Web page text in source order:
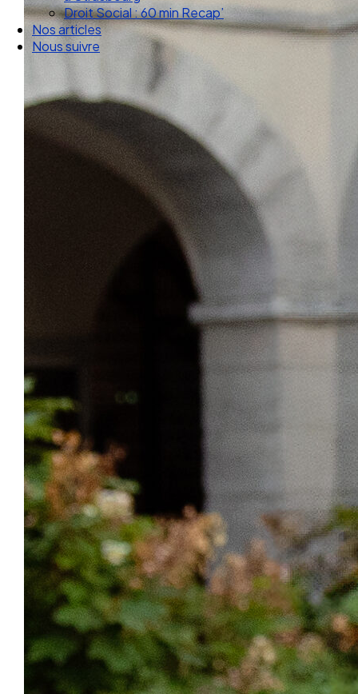
Droit Social : 60 min Recap’
Nos articles
Nous suivre